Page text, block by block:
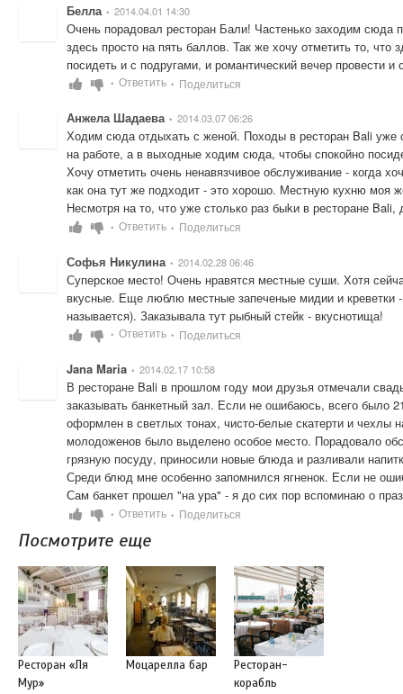
Белла • 2014.04.01 14:30
Очень порадовал ресторан Бали! Частенько заходим сюда
здесь просто на пять баллов. Так же хочу отметить то,
посидеть и с подругами, и романтический вечер провести и
• Ответить • Поделиться
Анжела Шадаева • 2014.03.07 06:26
Ходим сюда отдыхать с женой. Походы в ресторан Bali уже
на работе, а в выходные ходим сюда, чтобы спокойно
Хочу отметить очень ненавязчивое обслуживание - когда
как она тут же подходит - это хорошо. Местную кухню моя
Несмотря на то, что уже столько раз быkи в ресторане
• Ответить • Поделиться
Софья Никулина • 2014.02.28 06:46
Суперское место! Очень нравятся местные суши. Хотя
вкусные. Еще люблю местные запеченые мидии и
называется). Заказывала тут рыбный стейк - вкуснотища!
• Ответить • Поделиться
Jana Maria • 2014.02.17 10:58
В ресторане Bali в прошлом году мои друзья отмечали
заказывать банкетный зал. Если не ошибаюсь, всего было
оформлен в светлых тонах, чисто-белые скатерти и чехлы
молодоженов было выделено особое место. Порадовало
грязную посуду, приносили новые блюда и разливали
Среди блюд мне особенно запомнился ягненок. Если не
Сам банкет прошел "на ура" - я до сих пор вспоминаю о
• Ответить • Поделиться
Посмотрите еще
Ресторан «Ля
Мур»
Моцарелла бар
Ресторан-
корабль